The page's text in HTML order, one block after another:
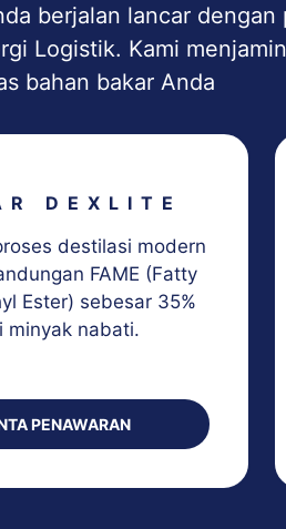
berjalan lancar dengan
Logistik. Kami
bahan bakar Anda
DEXLITE
destilasi modern
FAME (Fatty
Ester) sebesar 35%
minyak nabati.
PENAWARAN